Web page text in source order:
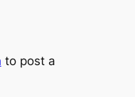
to post a